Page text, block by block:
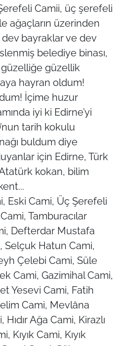
Camii, üç şerefeli
ağaçların üzerinden
bayraklar ve dev
belediye binası,
güzellik
hayran oldum!
İçime huzur
iyi ki Edirne’yi
tarih kokulu
buldum diye
için Edirne, Türk
kokan, bilim
Eski Cami, Üç Şerefeli
Tamburacılar
Defterdar Mustafa
Selçuk Hatun Cami,
Çelebi Cami, Süle
Cami, Gazimihal Cami,
Yesevi Cami, Fatih
Cami, Mevlâna
Ağa Cami, Kirazlı
Kıyık Cami, Kıyık